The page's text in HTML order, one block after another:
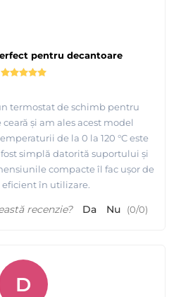
pentru decantoare
termostat de schimb pentru
și am ales acest model
de la 0 la 120 °C este
simplă datorită suportului și
compacte îl fac ușor de
eficient în utilizare.
recenzie? Da Nu (0/0)
D